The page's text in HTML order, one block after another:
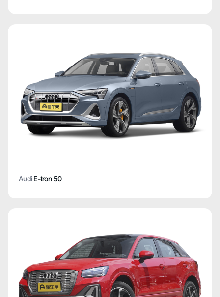
AudiE-tron 50